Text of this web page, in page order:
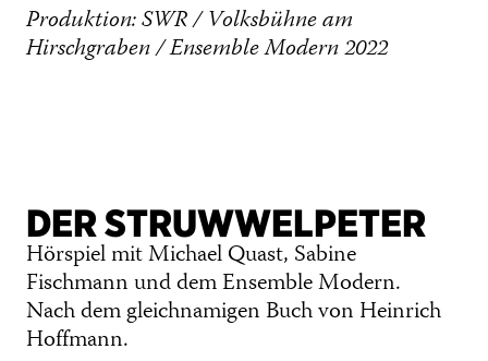
Produktion: SWR / Volksbühne am
Hirschgraben / Ensemble Modern 2022
DER STRUWWELPETER
Hörspiel mit Michael Quast, Sabine
Fischmann und dem Ensemble Modern.
Nach dem gleichnamigen Buch von Heinrich
Hoffmann.